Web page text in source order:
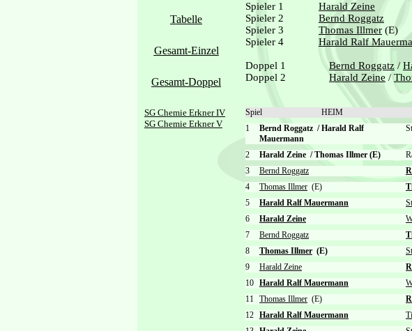
Tabelle
Gesamt-Einzel
Gesamt-Doppel
SG Chemie Erkner IV
SG Chemie Erkner V
Spieler 1 Harald Zeine
Spieler 2
Bernd Roggatz
Spieler 3
Thomas Illmer (E)
Spieler 4
Harald Ralf
Doppel 1 Bernd Roggatz /
Doppel 2
Harald Zeine /
Spiel HEIM
1
Bernd Roggatz /Harald Ralf
Mauermann
2 Harald Zeine /Thomas Illmer (E)
3
Bernd Roggatz
4
Thomas Illmer (E)
5
Harald Ralf Mauermann
6
Harald Zeine
7
Bernd Roggatz
8
Thomas Illmer (E)
9
Harald Zeine
10 Harald Ralf Mauermann
11 Thomas Illmer (E)
12 Harald Ralf Mauermann